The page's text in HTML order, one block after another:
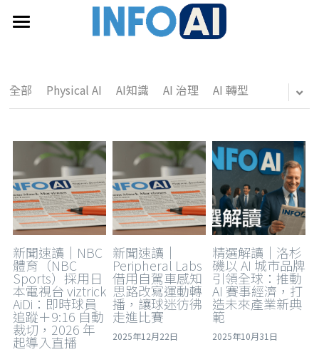
關於InfoAI
訂閱電子報
最新文章
搜索
email聯絡
全部 Physical AI AI知識 AI 治理 AI 轉型
新聞速讀｜NBC
體育（NBC
Sports）採用日
本電視台 viztrick
AiDi：即時球員
追蹤＋9:16 自動
裁切，2026 年
起導入直播
新聞速讀｜
Peripheral Labs
借用自駕車感知
思路改寫運動轉
播，讓球迷彷彿
走進比賽
2025年12月22日
精選解讀｜洛杉
磯以 AI 城市品牌
引領全球：推動
AI 賽事經濟，打
造未來產業新典
範
2025年10月31日